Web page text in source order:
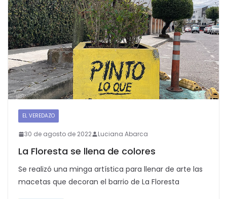
EL VEREDAZO
30 de agosto de 2022 Luciana Abarca
La Floresta se llena de colores
Se realizó una minga artística para llenar de arte las
macetas que decoran el barrio de La Floresta